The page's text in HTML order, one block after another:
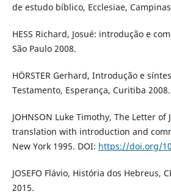
de estudo bíblico, Ecclesiae,
HESS Richard, Josué: introdução e
São Paulo 2008.
HÖRSTER Gerhard, Introdução e
Testamento, Esperança, Curitiba 2008.
JOHNSON Luke Timothy, The Letter of
translation with introduction and
New York 1995. DOI: https://doi.org/
JOSEFO Flávio, História dos Hebreus,
2015.